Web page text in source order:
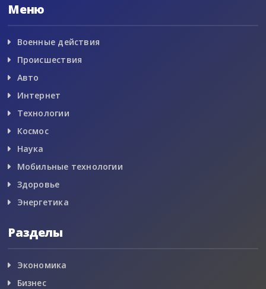
Меню
Военные действия
Происшествия
Авто
Интернет
Технологии
Космос
Наука
Мобильные технологии
Здоровье
Энергетика
Разделы
Экономика
Бизнес